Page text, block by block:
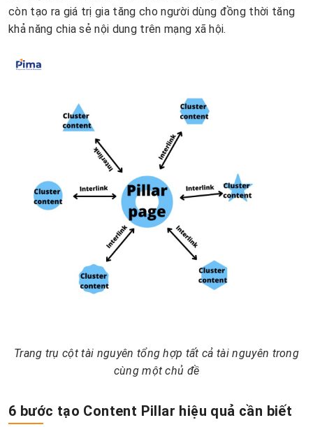
còn tạo ra giá trị gia tăng cho người dùng đồng thời tăng
khả năng chia sẻ nội dung trên mạng xã hội.
Trang trụ cột tài nguyên tổng hợp tất cả tài nguyên trong
cùng một chủ đề
6 bước tạo Content Pillar hiệu quả cần biết